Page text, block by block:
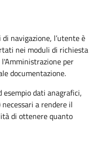
navigazione, l’utente è
nei moduli di richiesta
per
documentazione.
dati anagrafici,
a rendere il
di ottenere quanto